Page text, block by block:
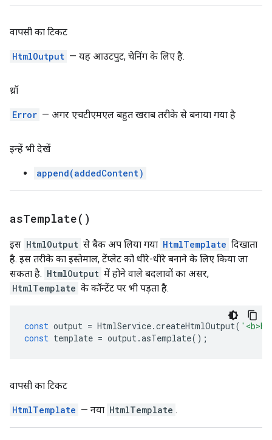
वापसी का टिकट
HtmlOutput — यह आउटपुट, चेनिंग के लिए है.
थ्रॉ
Error — अगर एचटीएमएल बहुत खराब तरीके से बनाया गया है
इन्हें भी देखें
append(addedContent)
asTemplate( )
इस HtmlOutput से बैक अप लिया गया HtmlTemplate दिखाता
है. इस तरीके का इस्तेमाल, टेंप्लेट को धीरे-धीरे बनाने के लिए किया जा
सकता है. HtmlOutput में होने वाले बदलावों का असर,
HtmlTemplate के कॉन्टेंट पर भी पड़ता है.
const output = HtmlService.createHtmlOutput(
const template = output.asTemplate();
वापसी का टिकट
HtmlTemplate — नया HtmlTemplate .